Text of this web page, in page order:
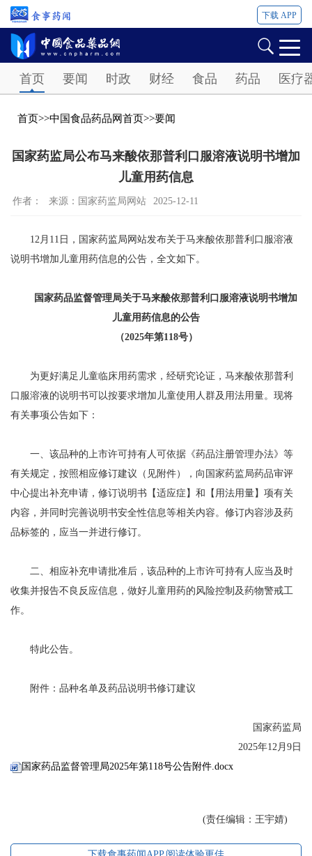
下载 APP
首页 要闻 时政 财经 食品 药品 医疗
首页>>中国食品药品网首页>>要闻
国家药监局公布马来酸依那普利口服溶液说明书增加
儿童用药信息
作者： 来源：国家药监局网站 2025-12-11
12月11日，国家药监局网站发布关于马来酸依那普利口服溶液
说明书增加儿童用药信息的公告，全文如下。
国家药品监督管理局关于马来酸依那普利口服溶液说明书增加
儿童用药信息的公告
（2025年第118号）
为更好满足儿童临床用药需求，经研究论证，马来酸依那普利
口服溶液的说明书可以按要求增加儿童使用人群及用法用量。现将
有关事项公告如下：
一、该品种的上市许可持有人可依据《药品注册管理办法》等
有关规定，按照相应修订建议（见附件），向国家药监局药品审评
中心提出补充申请，修订说明书【适应症】和【用法用量】项有关
内容，并同时完善说明书安全性信息等相关内容。修订内容涉及药
品标签的，应当一并进行修订。
二、相应补充申请批准后，该品种的上市许可持有人应当及时
收集并报告不良反应信息，做好儿童用药的风险控制及药物警戒工
作。
特此公告。
附件：品种名单及药品说明书修订建议
国家药监局
2025年12月9日
国家药品监督管理局2025年第118号公告附件.docx
(责任编辑：王宇婧)